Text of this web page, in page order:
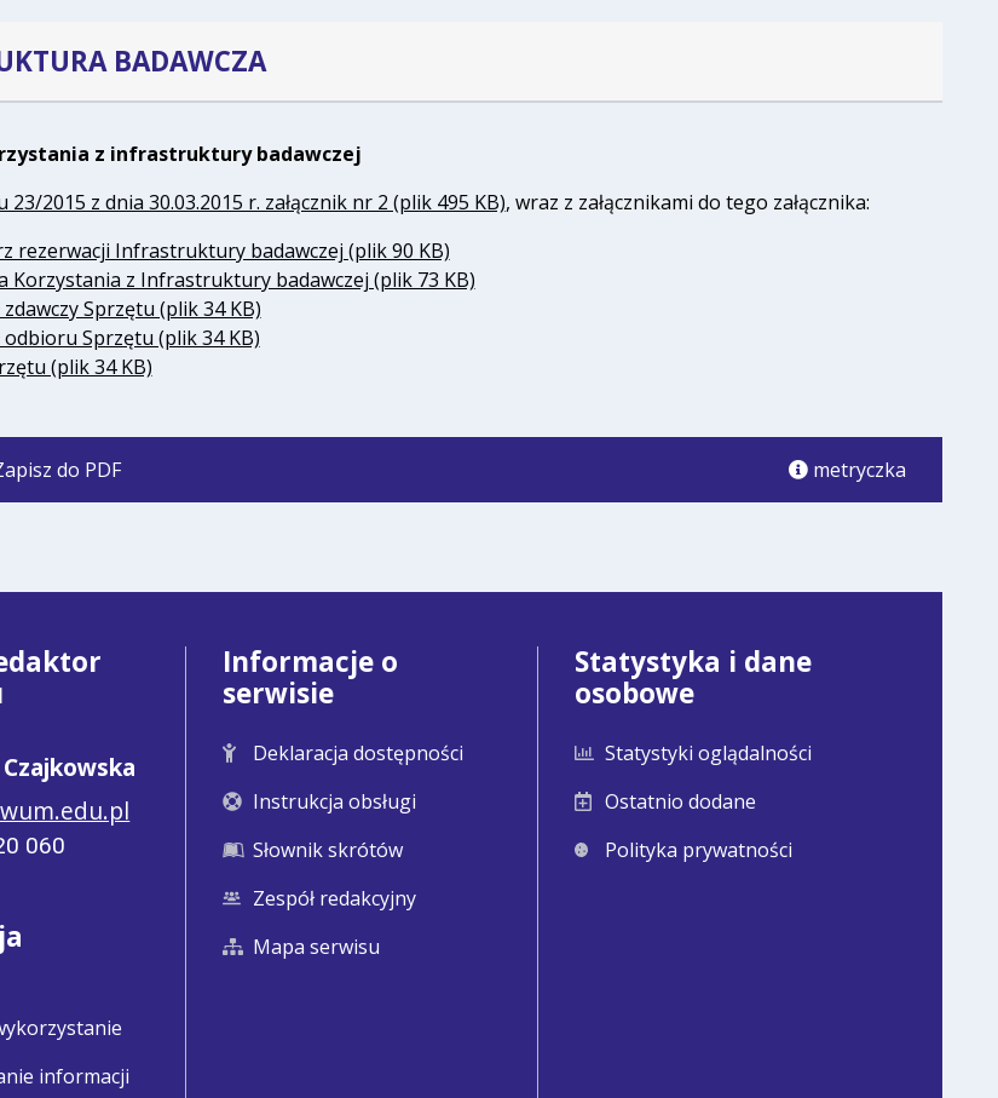
BADAWCZA
z infrastruktury badawczej
23/2015 z dnia 30.03.2015 r. załącznik nr 2 (plik 495 KB), wraz z załącznikami do tego załącznika:
rezerwacji Infrastruktury badawczej (plik 90 KB)
Korzystania z Infrastruktury badawczej (plik 73 KB)
Sprzętu (plik 34 KB)
odbioru Sprzętu (plik 34 KB)
(plik 34 KB)
do PDF metryczka
060
informacji
Informacje o
serwisie
Deklaracja dostępności
Instrukcja obsługi
Słownik skrótów
Zespół redakcyjny
Mapa serwisu
Statystyka i dane
osobowe
Statystyki oglądalności
Ostatnio dodane
Polityka prywatności